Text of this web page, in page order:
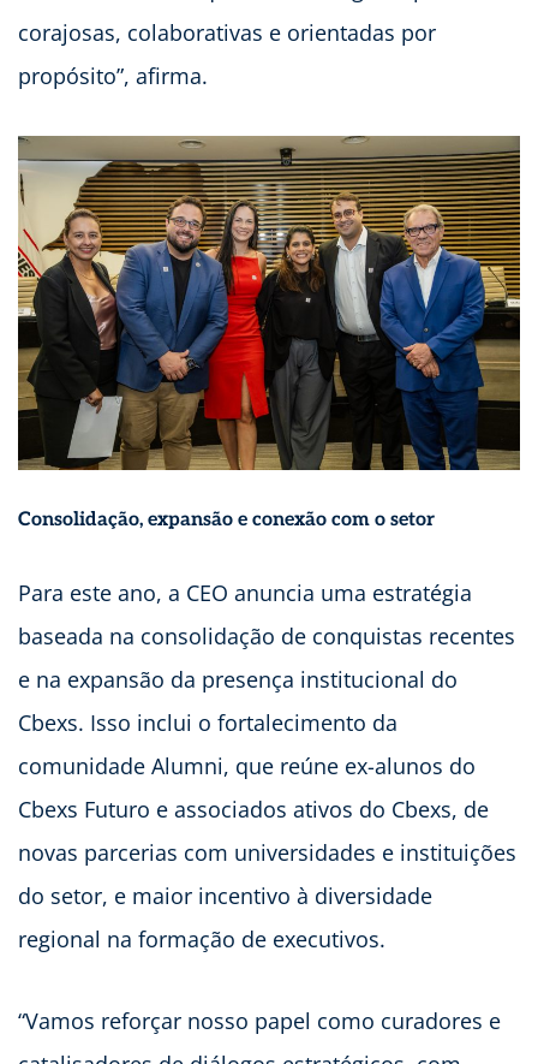
corajosas, colaborativas e orientadas por
propósito”, afirma.
Consolidação, expansão e conexão com o setor
Para este ano, a CEO anuncia uma estratégia
baseada na consolidação de conquistas recentes
e na expansão da presença institucional do
Cbexs. Isso inclui o fortalecimento da
comunidade Alumni, que reúne ex-alunos do
Cbexs Futuro e associados ativos do Cbexs, de
novas parcerias com universidades e instituições
do setor, e maior incentivo à diversidade
regional na formação de executivos.
“Vamos reforçar nosso papel como curadores e